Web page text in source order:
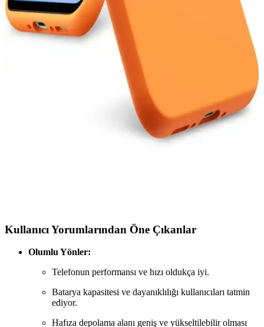
8000 mAh batarya, uzun kullanım ve yüksek performans sağlar.
Teknolojik gelişmelerle optimize edilen bu bataryalar, taşınabilirlik
ve hızlı şarj özellikleriyle öne çıkar.
Samsung'un Uygun Fiyatlı ve Performanslı Orta
Segment Akıllı Telefon Modelleri
Samsung'un uygun fiyatlı ve performanslı orta segment telefonları,
geniş ekran, güçlü işlemci ve uzun batarya ömrü ile günlük kullanım
ve hafif oyunlar için ideal seçenekler sunuyor.
Samsung A54 için Silikon Kadife Kılıf: Koruma ve
Kullanıcı Yorumlarından Öne Çıkanlar
Olumlu Yönler:
Telefonun performansı ve hızı oldukça iyi.
Batarya kapasitesi ve dayanıklılığı kullanıcıları tatmin
ediyor.
Hafıza depolama alanı geniş ve yükseltilebilir olması